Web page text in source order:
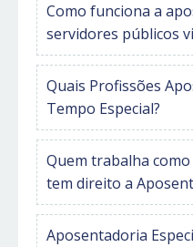
Como funciona a
servidores públicos
Quais Profissões
Tempo Especial?
Quem trabalha
tem direito a
Aposentadoria